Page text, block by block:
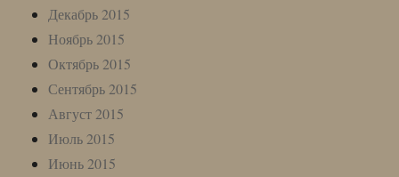
Декабрь 2015
Ноябрь 2015
Октябрь 2015
Сентябрь 2015
Август 2015
Июль 2015
Июнь 2015